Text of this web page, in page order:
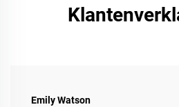
Emily Watson